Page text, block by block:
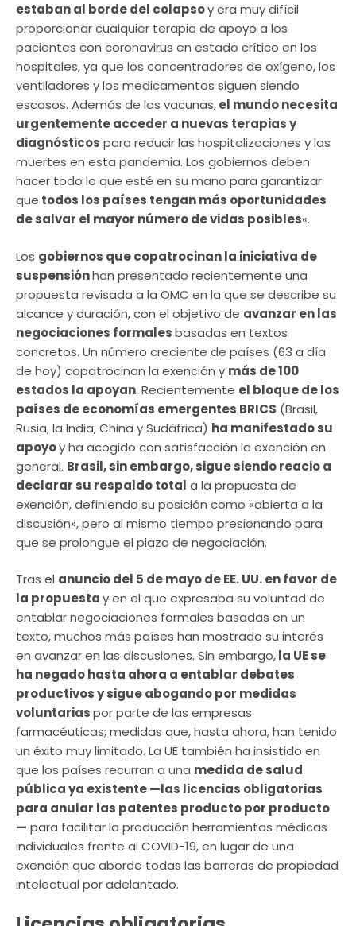
estaban al borde del colapsoy era muy difícil
proporcionar cualquier terapia de apoyo a los
pacientes con coronavirus en estado crítico en los
hospitales, ya que los concentradores de oxígeno, los
ventiladores y los medicamentos siguen siendo
escasos. Además de las vacunas,el mundo necesita
urgentemente acceder a nuevas terapias y
diagnósticos para reducir las hospitalizaciones y las
muertes en esta pandemia. Los gobiernos deben
hacer todo lo que esté en su mano para garantizar
que todos los países tengan más oportunidades
de salvar el mayor número de vidas posibles«.
Los gobiernos que copatrocinan la iniciativa de
suspensiónhan presentado recientemente una
propuesta revisada a la OMC en la que se describe su
alcance y duración, con el objetivo de avanzar en las
negociaciones formalesbasadas en textos
concretos. Un número creciente de países (63 a día
de hoy) copatrocinan la exención y más de 100
estados la apoyan. Recientemente el bloque de los
países de economías emergentes BRICS (Brasil,
Rusia, la India, China y Sudáfrica) ha manifestado su
apoyoy ha acogido con satisfacción la exención en
general. Brasil, sin embargo, sigue siendo reacio a
declarar su respaldo total a la propuesta de
exención, definiendo su posición como «abierta a la
discusión», pero al mismo tiempo presionando para
que se prolongue el plazo de negociación.
Tras el anuncio del 5 de mayo de EE. UU. en favor de
la propuestay en el que expresaba su voluntad de
entablar negociaciones formales basadas en un
texto, muchos más países han mostrado su interés
en avanzar en las discusiones. Sin embargo,la UE se
ha negado hasta ahora a entablar debates
productivos y sigue abogando por medidas
voluntariaspor parte de las empresas
farmacéuticas; medidas que, hasta ahora, han tenido
un éxito muy limitado. La UE también ha insistido en
que los países recurran a una medida de salud
pública ya existente —las licencias obligatorias
para anular las patentes producto por producto
— para facilitar la producción herramientas médicas
individuales frente al COVID-19, en lugar de una
exención que aborde todas las barreras de propiedad
intelectual por adelantado.